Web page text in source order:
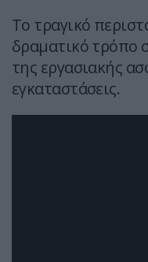
Το τραγικό
δραματικό τρόπο
της εργασιακής
εγκαταστάσεις.